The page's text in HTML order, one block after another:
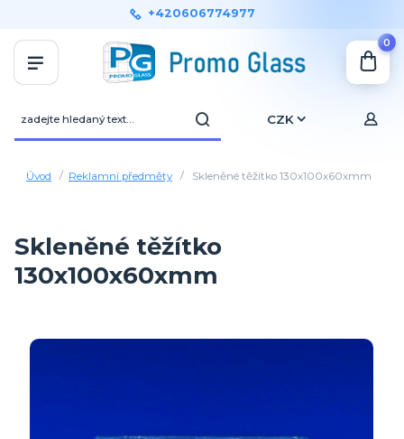
CZK
+420606774977
0
Úvod Reklamní předměty Skleněné těžítko 130x100x60xmm
Skleněné těžítko
130x100x60xmm